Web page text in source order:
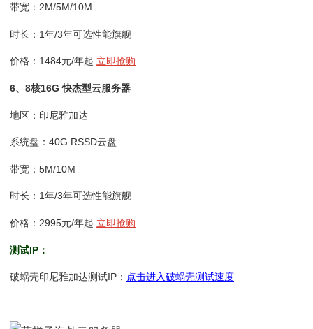
带宽：2M/5M/10M
时长：1年/3年可选性能旗舰
价格：1484元/年起 立即抢购
6、8核16G 快杰型云服务器
地区：印尼雅加达
系统盘：40G RSSD云盘
带宽：5M/10M
时长：1年/3年可选性能旗舰
价格：2995元/年起 立即抢购
测试IP：
破蜗壳印尼雅加达测试IP： 点击进入破蜗壳测试速度